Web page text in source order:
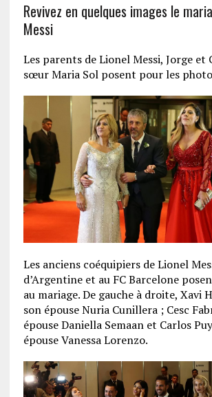
Revivez en quelques images le
Messi
Les parents de Lionel Messi, Jorge et
sœur Maria Sol posent pour les
Les anciens coéquipiers de Lionel
d’Argentine et au FC Barcelone
au mariage. De gauche à droite, Xavi
son épouse Nuria Cunillera ; Cesc
épouse Daniella Semaan et Carlos
épouse Vanessa Lorenzo.